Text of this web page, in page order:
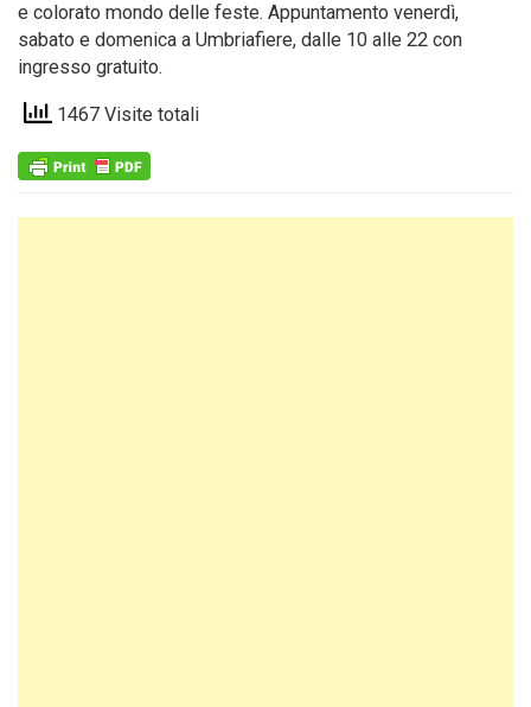
e colorato mondo delle feste. Appuntamento venerdì,
sabato e domenica a Umbriafiere, dalle 10 alle 22 con
ingresso gratuito.
1467 Visite totali